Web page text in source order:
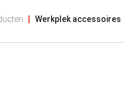
Werkplek accessoires